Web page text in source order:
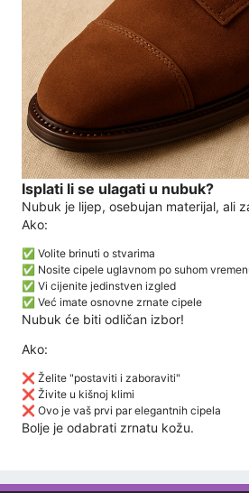
Isplati li se ulagati u nubuk?
Nubuk je lijep, osebujan materijal, ali
Ako:
✅ Volite brinuti o stvarima
✅ Nosite cipele uglavnom po suhom
✅ Vi cijenite jedinstven izgled
✅ Već imate osnovne zrnate cipele
Nubuk će biti odličan izbor!
Ako:
❌ Želite "postaviti i zaboraviti"
❌ Živite u kišnoj klimi
❌ Ovo je vaš prvi par elegantnih cipela
Bolje je odabrati zrnatu kožu.